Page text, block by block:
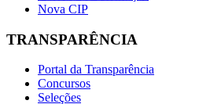
Nova CIP
TRANSPARÊNCIA
Portal da Transparência
Concursos
Seleções